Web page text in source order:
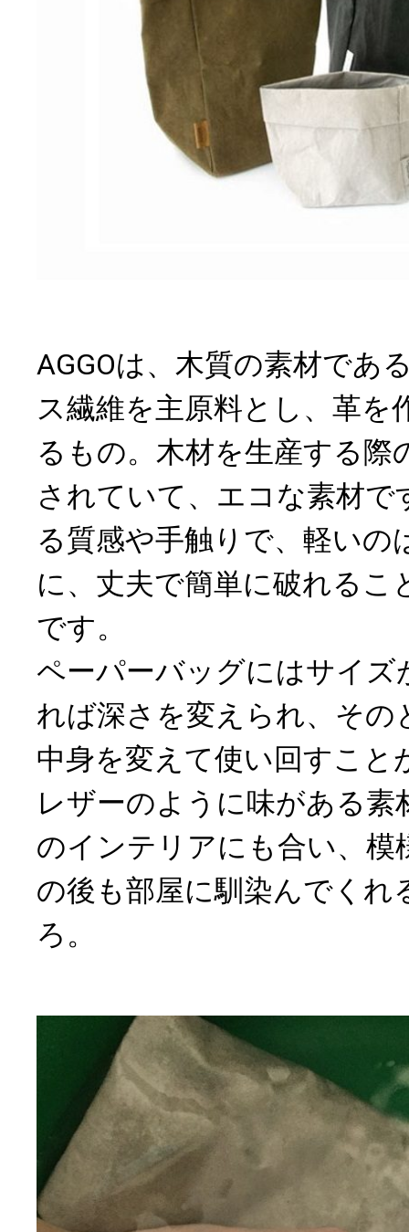
AGGOは、木質の素材であ
ス繊維を主原料とし、革を
るもの。木材を生産する際
されていて、エコな素材で
る質感や手触りで、軽いの
に、丈夫で簡単に破れるこ
です。
ペーパーバッグにはサイズ
れば深さを変えられ、その
中身を変えて使い回すこと
レザーのように味がある素
のインテリアにも合い、模
の後も部屋に馴染んでくれ
ろ。